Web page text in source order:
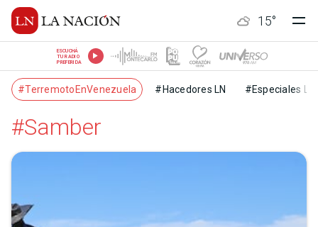
15°
ESCUCHÁ
TU RADIO
PREFERIDA
#TerremotoEnVenezuela #Hacedores LN #Especiales LN
#Samber